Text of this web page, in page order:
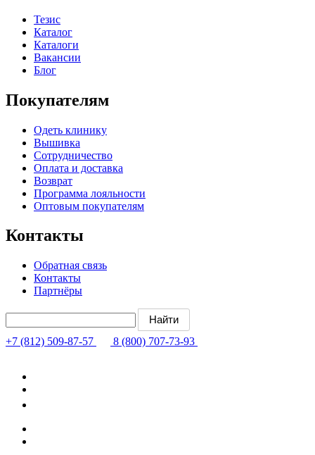
Тезис
Каталог
Каталоги
Вакансии
Блог
Покупателям
Одеть клинику
Вышивка
Сотрудничество
Оплата и доставка
Возврат
Программа лояльности
Оптовым покупателям
Контакты
Обратная связь
Контакты
Партнёры
+7 (812) 509-87-57 8 (800) 707-73-93